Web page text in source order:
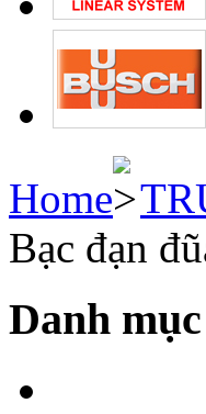
Home
Bạc đạn
Danh